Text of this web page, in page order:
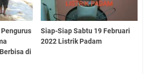
di
Siap-Siap Sabtu 19 Februari
2022 Listrik Padam